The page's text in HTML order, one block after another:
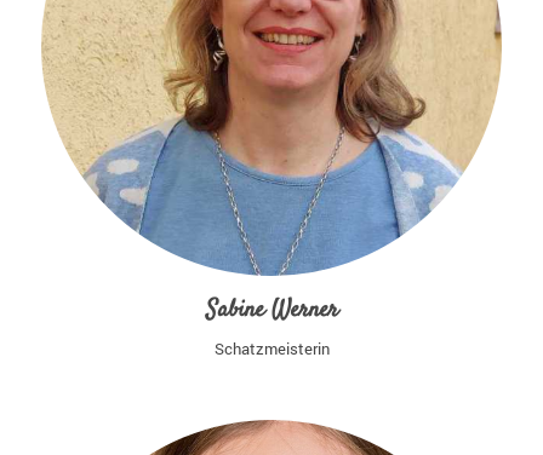
Sabine Werner
Schatzmeisterin